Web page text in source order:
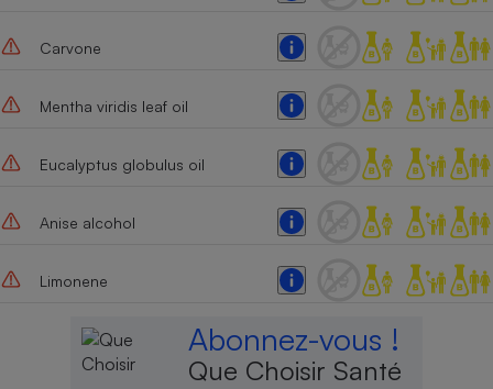
Carvone
Mentha viridis leaf oil
Eucalyptus globulus oil
Anise alcohol
Limonene
Abonnez-vous !
Que Choisir Santé